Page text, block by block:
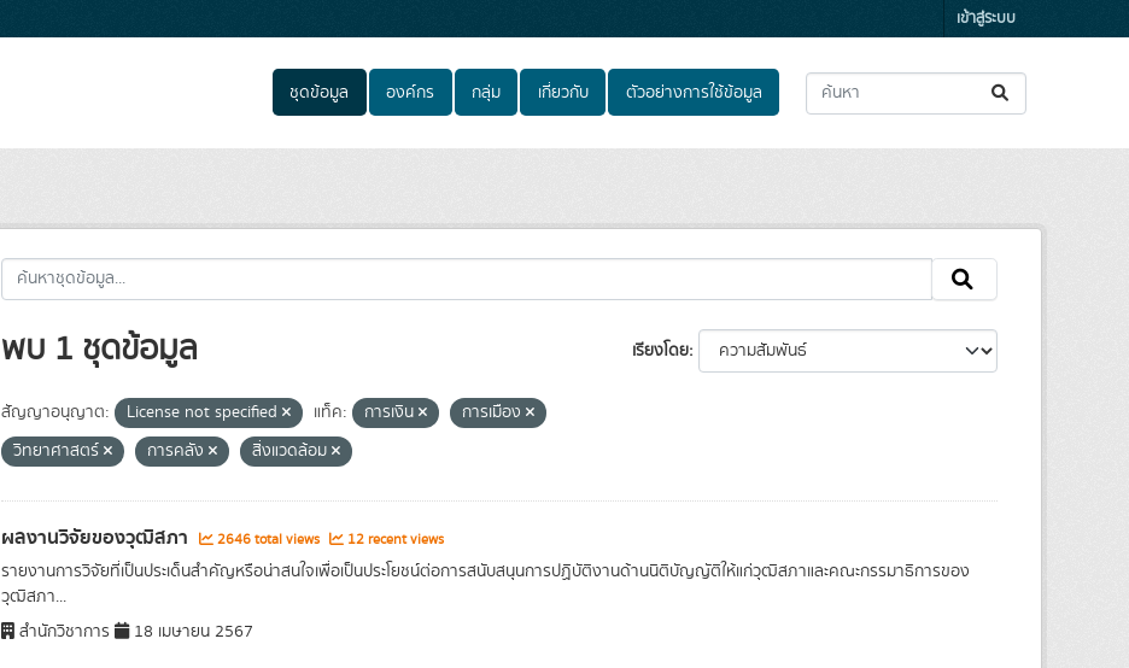
เข้าสู่ระบบ
ชุดข้อมูล องค์กร กลุ่ม เกี่ยวกับ ตัวอย่างการใช้ข้อมูล
เรียงโดย
พบ 1 ชุดข้อมูล
สัญญาอนุญาต: License not specified แท็ค: การเงิน
การเมือง
วิทยาศาสตร์
การคลัง สิ่งแวดล้อม
ผลงานวิจัยของวุฒิสภา 2646 total views 12 recent views
รายงานการวิจัยที่เป็นประเด็นสำคัญหรือน่าสนใจเพื่อเป็นประโยชน์ต่อการสนับสนุนการปฏิบัติงานด้านนิติบัญญัติให้แก่วุฒิสภาและคณะกรรมาธิการของ
วุฒิสภา...
สำนักวิชาการ
18 เมษายน 2567